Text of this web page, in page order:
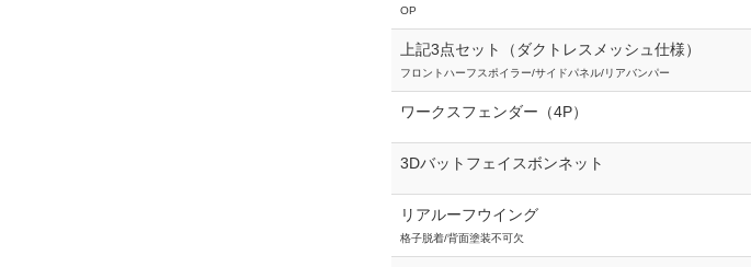
OP
上記3点セット（ダクトレスメッシュ仕様）
フロントハーフスポイラー/サイドパネル/リアバンパー
ワークスフェンダー（4P）
3Dバットフェイスボンネット
リアルーフウイング
格子脱着/背面塗装不可欠